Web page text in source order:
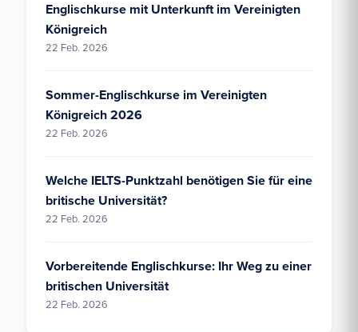
Englischkurse mit Unterkunft im Vereinigten
Königreich
22 Feb. 2026
Sommer-Englischkurse im Vereinigten
Königreich 2026
22 Feb. 2026
Welche IELTS-Punktzahl benötigen Sie für eine
britische Universität?
22 Feb. 2026
Vorbereitende Englischkurse: Ihr Weg zu einer
britischen Universität
22 Feb. 2026